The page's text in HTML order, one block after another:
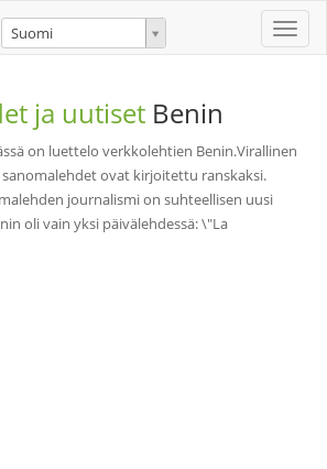
Toggle
Suomi
ja uutiset Benin
on luettelo verkkolehtien Benin.Virallinen
sanomalehdet ovat kirjoitettu ranskaksi.
journalismi on suhteellisen uusi
oli vain yksi päivälehdessä: \"La